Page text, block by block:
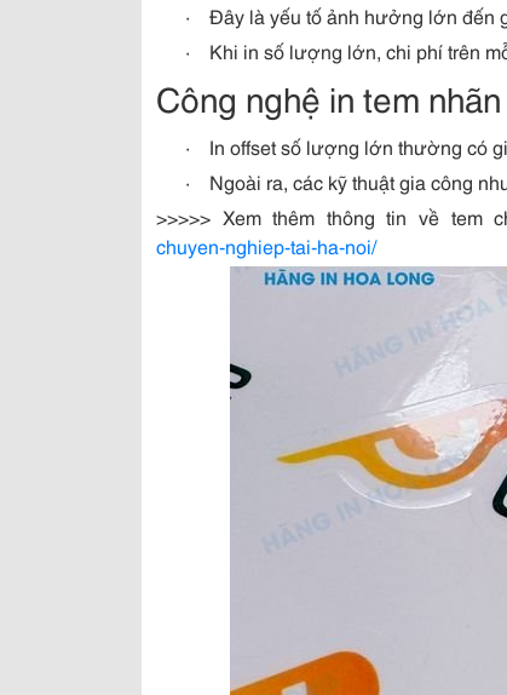
·
Đây là yếu tố ảnh hưởng lớn đến
·
Khi in số lượng lớn, chi phí trên
Công nghệ in tem
·
In offset số lượng lớn thường có
·
Ngoài ra, các kỹ thuật gia công
>>>>> Xem thêm thông tin về tem
chuyen-nghiep-tai-ha-noi/